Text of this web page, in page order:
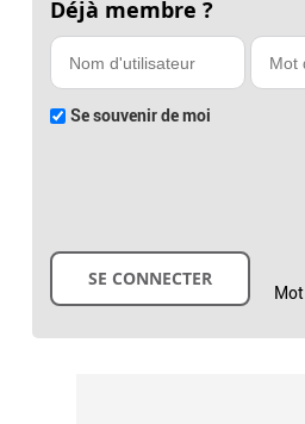
Déjà membre ?
Se souvenir de moi